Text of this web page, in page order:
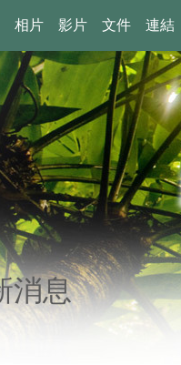
相片 影片 文件 連結
消息